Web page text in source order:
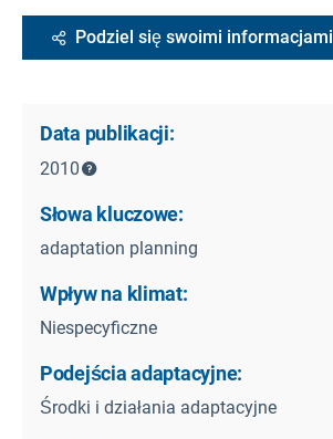
Podziel się swoimi informacjami
Data publikacji:
2010
Słowa kluczowe:
adaptation planning
Wpływ na klimat:
Niespecyficzne
Podejścia adaptacyjne:
Środki i działania adaptacyjne